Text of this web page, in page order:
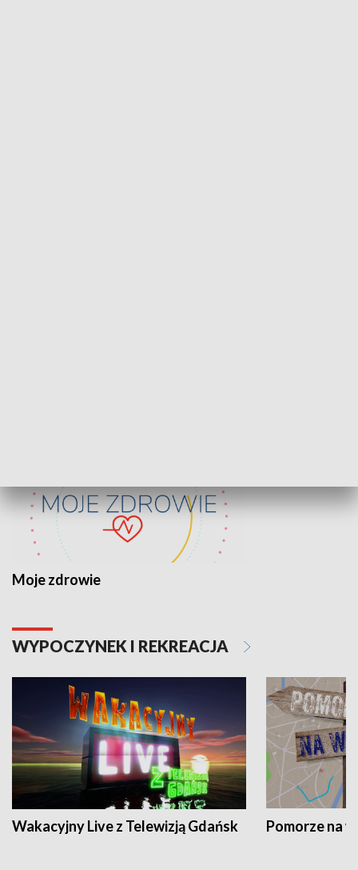
Moje zdrowie
WYPOCZYNEK I REKREACJA
Wakacyjny Live z Telewizją Gdańsk Pomorze na